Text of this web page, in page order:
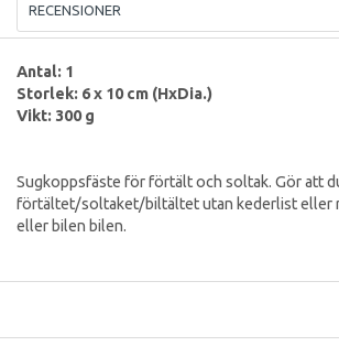
RECENSIONER
Antal: 1
Storlek: 6 x 10 cm (HxDia.)
Vikt: 300 g
Sugkoppsfäste för förtält och soltak. Gör att
förtältet/soltaket/biltältet utan kederlist eller
eller bilen bilen.